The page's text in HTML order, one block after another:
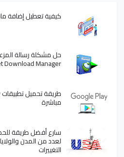
كيفية تعطيل إضافة
حل مشكلة رسالة
Download Manager
مباشرة
سارع أفضل طريقة
لعدد من المدن
التغييرات